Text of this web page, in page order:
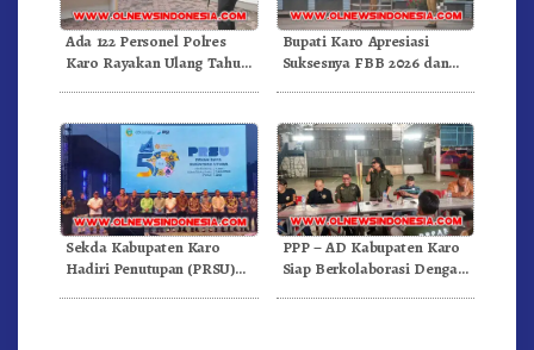
Ada 122 Personel Polres
Karo Rayakan Ulang Tahun
Bupati Karo Apresiasi
Suksesnya FBB 2026 dan
Sekda Kabupaten Karo
Hadiri Penutupan (PRSU)
PPP – AD Kabupaten Karo
Siap Berkolaborasi Dengan